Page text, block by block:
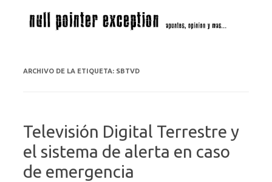
ARCHIVO DE LA ETIQUETA: SBTVD
Televisión Digital Terrestre y
el sistema de alerta en caso
de emergencia